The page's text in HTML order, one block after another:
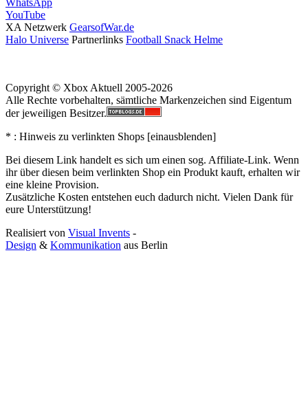
WhatsApp
YouTube
XA Netzwerk GearsofWar.de
Halo Universe Partnerlinks Football Snack Helme
Copyright © Xbox Aktuell 2005-2026
Alle Rechte vorbehalten, sämtliche Markenzeichen sind Eigentum
der jeweiligen Besitzer.
* : Hinweis zu verlinkten Shops [einausblenden]
Bei diesem Link handelt es sich um einen sog. Affiliate-Link. Wenn
ihr über diesen beim verlinkten Shop ein Produkt kauft, erhalten wir
eine kleine Provision.
Zusätzliche Kosten entstehen euch dadurch nicht. Vielen Dank für
eure Unterstützung!
Realisiert von Visual Invents -
Design & Kommunikation aus Berlin